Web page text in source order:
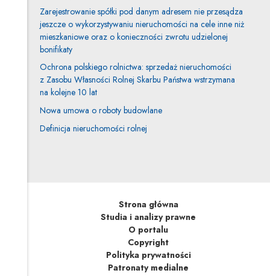
Zarejestrowanie spółki pod danym adresem nie przesądza
jeszcze o wykorzystywaniu nieruchomości na cele inne niż
mieszkaniowe oraz o konieczności zwrotu udzielonej
bonifikaty
Ochrona polskiego rolnictwa: sprzedaż nieruchomości
z Zasobu Własności Rolnej Skarbu Państwa wstrzymana
na kolejne 10 lat
Nowa umowa o roboty budowlane
Definicja nieruchomości rolnej
Strona główna
Studia i analizy prawne
O portalu
Copyright
Polityka prywatności
Patronaty medialne